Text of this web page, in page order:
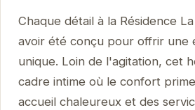
Chaque détail à la Résidence
avoir été conçu pour offrir une
unique. Loin de l'agitation, cet
cadre intime où le confort
accueil chaleureux et des